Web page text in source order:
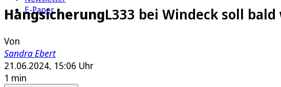
E-Paper
HangsicherungL333 bei Windeck soll
Von
Sandra Ebert
21.06.2024, 15:06 Uhr
1 min